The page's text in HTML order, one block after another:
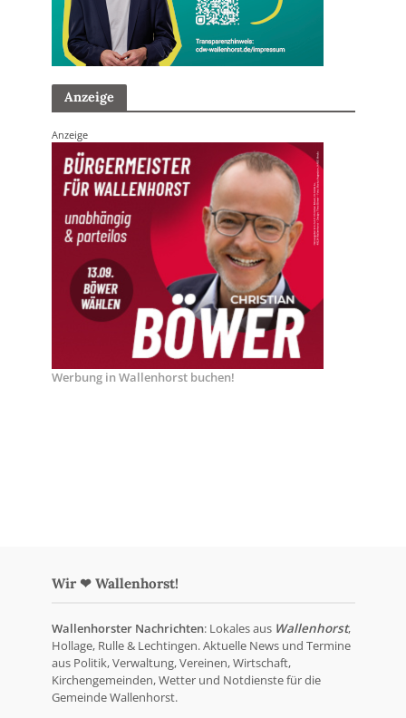
Anzeige
Anzeige
Werbung in Wallenhorst buchen!
Wir ❤ Wallenhorst!
Wallenhorster Nachrichten: Lokales aus Wallenhorst,
Hollage, Rulle & Lechtingen. Aktuelle News und Termine
aus Politik, Verwaltung, Vereinen, Wirtschaft,
Kirchengemeinden, Wetter und Notdienste für die
Gemeinde Wallenhorst.